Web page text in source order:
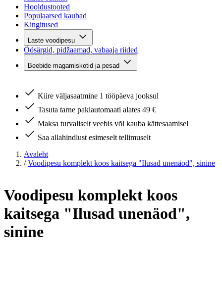
Hooldustooted
Populaarsed kaubad
Kingitused
Laste voodipesu
Öösärgid, pidžaamad, vabaaja riided
Beebide magamiskotid ja pesad
Kiire väljasaatmine 1 tööpäeva jooksul
Tasuta tarne pakiautomaati alates 49 €
Maksa turvaliselt veebis või kauba kättesaamisel
Saa allahindlust esimeselt tellimuselt
Avaleht
/ Voodipesu komplekt koos kaitsega "Ilusad unenäod", sinine
Voodipesu komplekt koos
kaitsega "Ilusad unenäod",
sinine